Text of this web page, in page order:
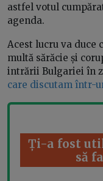
astfel votul
agenda.
Acest lucru va duce
multă sărăcie și
intrării Bulgariei în
care discutam într-
Ți-a fost
să